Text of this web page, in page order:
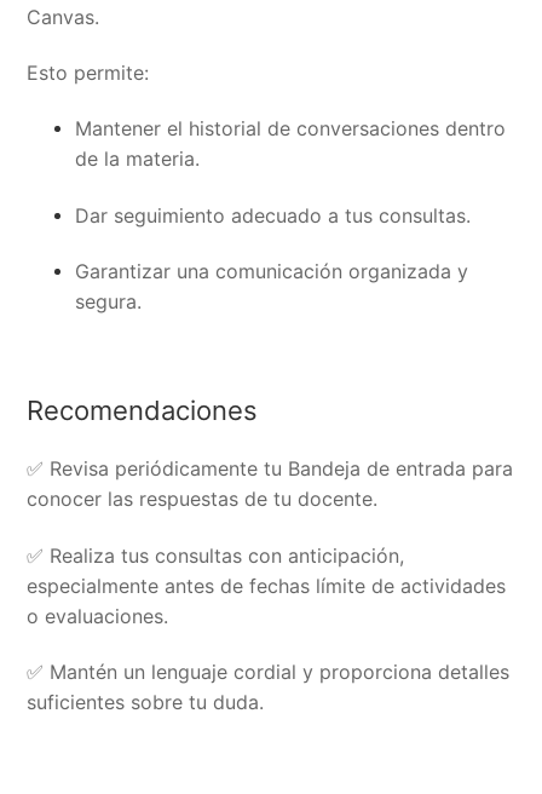
Canvas.
Esto permite:
Mantener el historial de conversaciones dentro
de la materia.
Dar seguimiento adecuado a tus consultas.
Garantizar una comunicación organizada y
segura.
Recomendaciones
✅ Revisa periódicamente tu Bandeja de entrada para
conocer las respuestas de tu docente.
✅ Realiza tus consultas con anticipación,
especialmente antes de fechas límite de actividades
o evaluaciones.
✅ Mantén un lenguaje cordial y proporciona detalles
suficientes sobre tu duda.